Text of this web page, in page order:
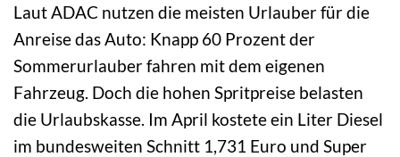
Laut ADAC nutzen die meisten Urlauber für die
Anreise das Auto: Knapp 60 Prozent der
Sommerurlauber fahren mit dem eigenen
Fahrzeug. Doch die hohen Spritpreise belasten
die Urlaubskasse. Im April kostete ein Liter Diesel
im bundesweiten Schnitt 1,731 Euro und Super